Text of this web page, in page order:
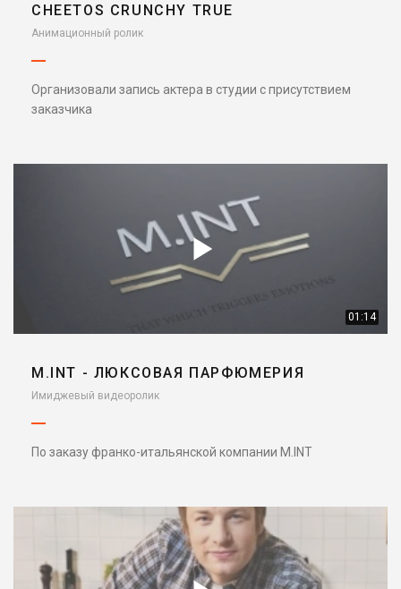
CHEETOS CRUNCHY TRUE
Анимационный ролик
Организовали запись актера в студии с присутствием
заказчика
01:14
M.INT - ЛЮКСОВАЯ ПАРФЮМЕРИЯ
Имиджевый видеоролик
По заказу франко-итальянской компании M.INT